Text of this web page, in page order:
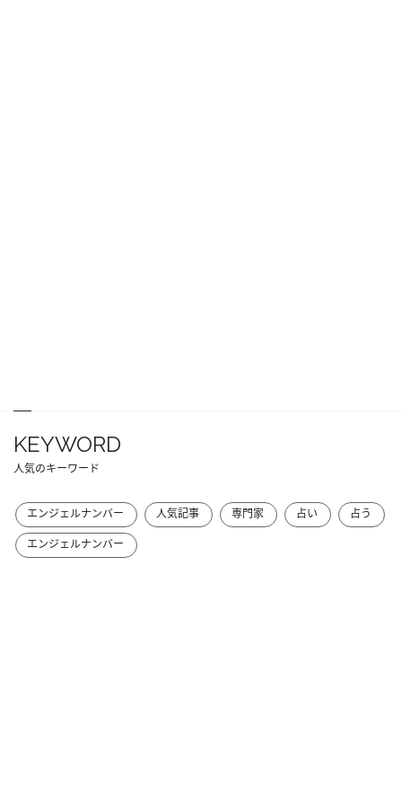
KEYWORD
人気のキーワード
エンジェルナンバー 人気記事 専門家 占い
占う
エンジェルナンバー